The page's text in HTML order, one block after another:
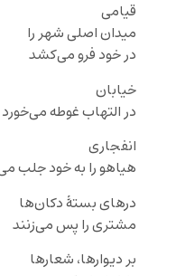
قیامی
میدان اصلی شهر را
در خود فرو می‌کشد
خیابان
در التهاب غوطه می‌خورد
انفجاری
هیاهو را به خود جلب
درهای بستهٔ دکان‌ها
مشتری را پس می‌زنند
بر دیوارها، شعارها